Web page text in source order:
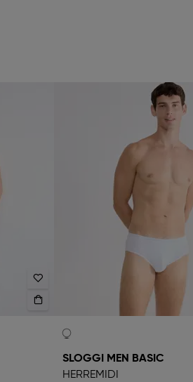
SLOGGI MEN BASIC
HERREMIDI